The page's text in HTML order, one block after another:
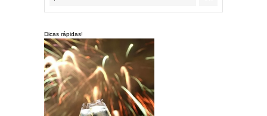
Dicas rápidas!